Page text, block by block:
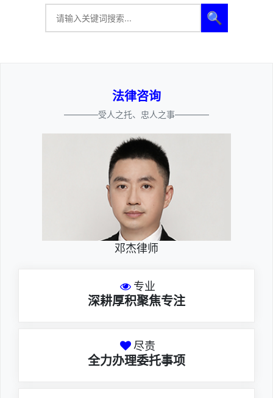
🔍
法律咨询
————受人之托、忠人之事————
邓杰律师
专业
深耕厚积聚焦专注
尽责
全力办理委托事项